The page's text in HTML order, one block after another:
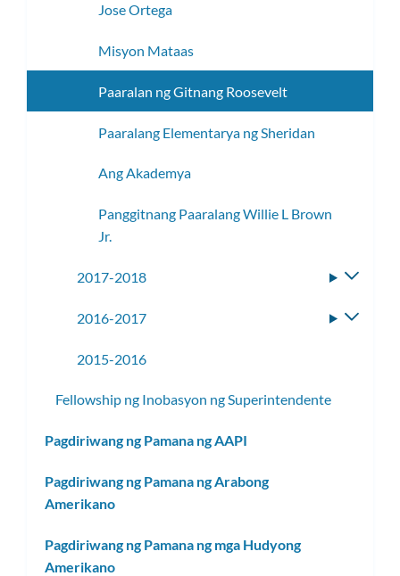
Jose Ortega
Misyon Mataas
Paaralan ng Gitnang Roosevelt
Paaralang Elementarya ng Sheridan
Ang Akademya
Panggitnang Paaralang Willie L Brown
Jr.
2017-2018
2016-2017
2015-2016
Fellowship ng Inobasyon ng Superintendente
Pagdiriwang ng Pamana ng AAPI
Pagdiriwang ng Pamana ng Arabong
Amerikano
Pagdiriwang ng Pamana ng mga Hudyong
Amerikano